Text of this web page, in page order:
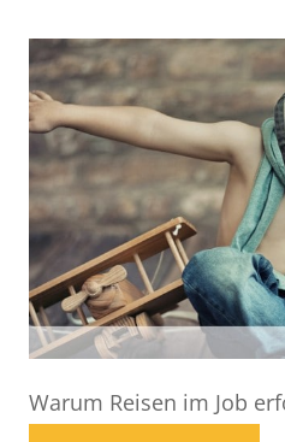
Warum Reisen im Job